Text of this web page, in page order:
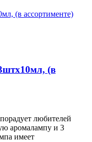
(в
любителей
аромалампу и 3
имеет